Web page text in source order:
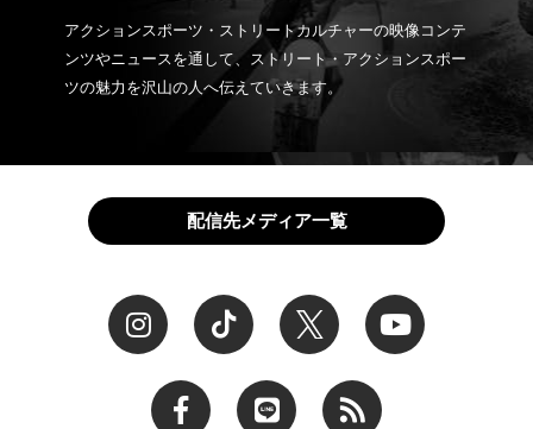
アクションスポーツ・ストリートカルチャーの映像コンテ
ンツやニュースを通して、ストリート・アクションスポー
ツの魅力を沢山の人へ伝えていきます。
配信先メディア一覧